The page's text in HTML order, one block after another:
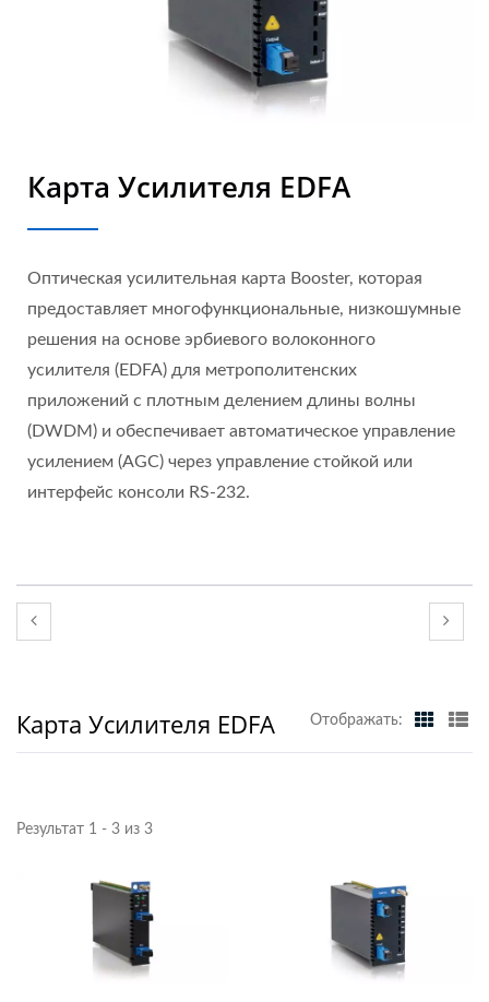
Карта Усилителя EDFA
Оптическая усилительная карта Booster, которая
предоставляет многофункциональные, низкошумные
решения на основе эрбиевого волоконного
усилителя (EDFA) для метрополитенских
приложений с плотным делением длины волны
(DWDM) и обеспечивает автоматическое управление
усилением (AGC) через управление стойкой или
интерфейс консоли RS-232.
Карта Усилителя EDFA Отображать:
Результат 1 - 3 из 3